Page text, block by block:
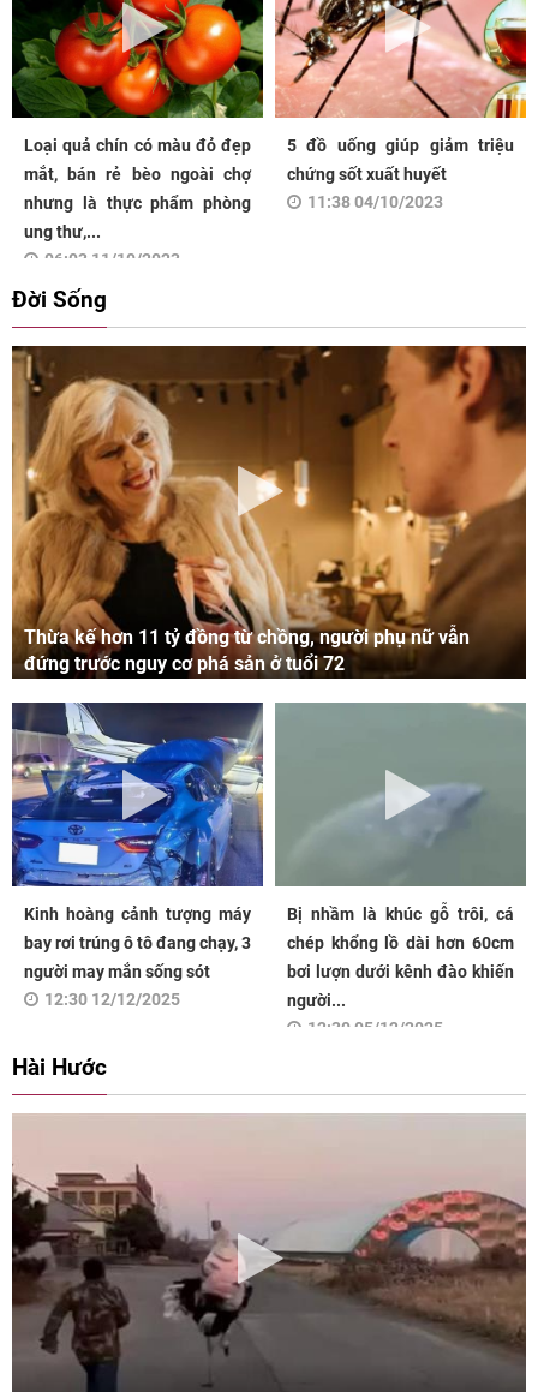
Loại quả chín có màu đỏ đẹp
mắt, bán rẻ bèo ngoài chợ
nhưng là thực phẩm phòng
ung thư,...
06:03 11/10/2023
5 đồ uống giúp giảm triệu
chứng sốt xuất huyết
11:38 04/10/2023
Đời Sống
Thừa kế hơn 11 tỷ đồng từ chồng, người phụ nữ vẫn
đứng trước nguy cơ phá sản ở tuổi 72
Kinh hoàng cảnh tượng máy
bay rơi trúng ô tô đang chạy, 3
người may mắn sống sót
12:30 12/12/2025
Bị nhầm là khúc gỗ trôi, cá
chép khổng lồ dài hơn 60cm
bơi lượn dưới kênh đào khiến
người...
12:30 05/12/2025
Hài Hước